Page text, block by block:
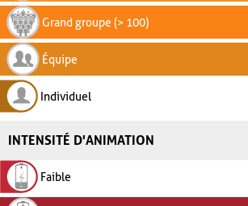
Grand groupe (> 100)
Équipe
Individuel
INTENSITÉ D'ANIMATION
Faible